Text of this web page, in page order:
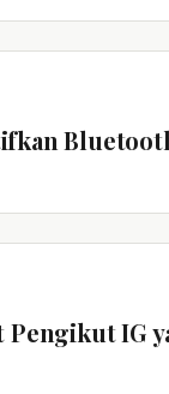
Pengikut IG